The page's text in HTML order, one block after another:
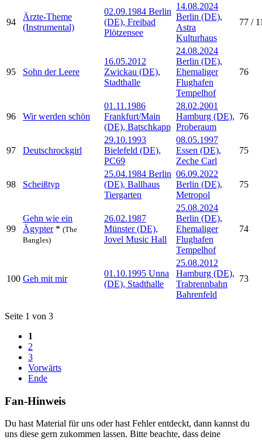
94
Ärzte-Theme
(Instrumental)
02.09.1984 Berlin
(DE), Freibad
Plötzensee
14.08.2024
Berlin (DE),
Astra
Kulturhaus
77 /
95 Sohn der Leere
16.05.2012
Zwickau (DE),
Stadthalle
24.08.2024
Berlin (DE),
Ehemaliger
Flughafen
Tempelhof
76
96 Wir werden schön
01.11.1986
Frankfurt/Main
(DE), Batschkapp
28.02.2001
Hamburg (DE),
Proberaum
76
97 Deutschrockgirl
29.10.1993
Bielefeld (DE),
PC69
08.05.1997
Essen (DE),
Zeche Carl
75
98 Scheißtyp
25.04.1984 Berlin
(DE), Ballhaus
Tiergarten
06.09.2022
Berlin (DE),
Metropol
75
99
Gehn wie ein
Ägypter* (The
Bangles)
26.02.1987
Münster (DE),
Jovel Music Hall
25.08.2024
Berlin (DE),
Ehemaliger
Flughafen
Tempelhof
74
100 Geh mit mir
01.10.1995 Unna
(DE), Stadthalle
25.08.2012
Hamburg (DE),
Trabrennbahn
Bahrenfeld
73
Seite 1 von 3
1
2
3
Vorwärts
Ende
Fan-Hinweis
Du hast Material für uns oder hast Fehler entdeckt, dann kannst du
uns diese gern zukommen lassen. Bitte beachte, dass deine